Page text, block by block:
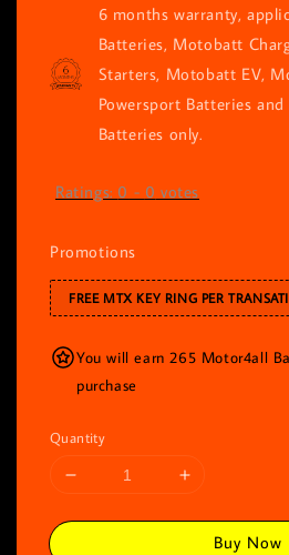
6 months warranty,
Batteries, Motobatt
Starters, Motobatt EV,
Powersport Batteries and
Batteries only.
Ratings: 0 - 0 votes
Promotions
FREE MTX KEY RING PER
You will earn 265 Motor4all
purchase
Quantity
Buy Now